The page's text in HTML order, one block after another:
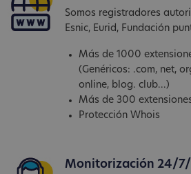
Somos registradores
Esnic, Eurid, Fundación
Más de 1000
(Genéricos: .com, net,
online, blog. club...)
Más de 300
Protección Whois
Monitorización 24/7/